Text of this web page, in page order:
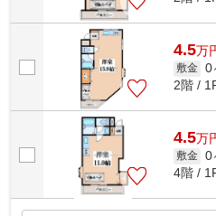
4.5万
敷金 0
2階 /
4.5万
敷金 0
4階 /